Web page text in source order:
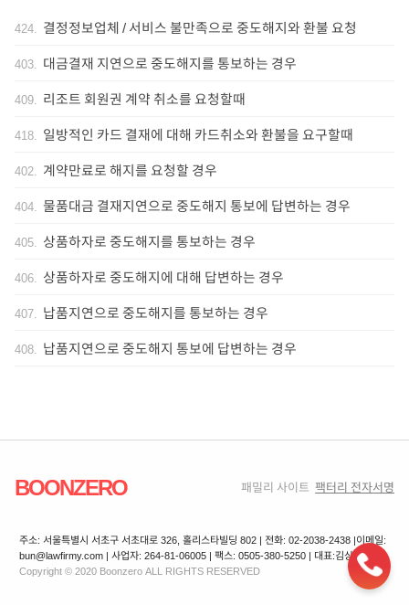
424. 결정정보업체 / 서비스 불만족으로 중도해지와 환불 요청
403. 대금결재 지연으로 중도해지를 통보하는 경우
409. 리조트 회원권 계약 취소를 요청할때
418. 일방적인 카드 결재에 대해 카드취소와 환불을 요구할때
402. 계약만료로 해지를 요청할 경우
404. 물품대금 결재지연으로 중도해지 통보에 답변하는 경우
405. 상품하자로 중도해지를 통보하는 경우
406. 상품하자로 중도해지에 대해 답변하는 경우
407. 납품지연으로 중도해지를 통보하는 경우
408. 납품지연으로 중도해지 통보에 답변하는 경우
BOONZERO 패밀리 사이트 팩터리 전자서명
주소: 서울특별시 서초구 서초대로 326, 홀리스타빌딩 802 | 전화: 02-2038-2438 |이메일:
bun@lawfirmy.com | 사업자: 264-81-06005 | 팩스: 0505-380-5250 | 대표:김상겸
Copyright © 2020 Boonzero ALL RIGHTS RESERVED